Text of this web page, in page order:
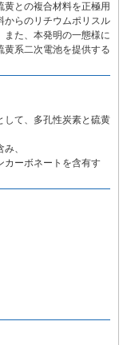
との複合材料を正極用
からのリチウムポリスル
また、本発明の一態様に
黄系二次電池を提供する
して、多孔性炭素と硫黄
、
カーボネートを含有す